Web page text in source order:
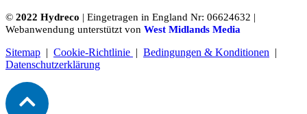
© 2022 Hydreco | Eingetragen in England Nr: 06624632 |
Webanwendung unterstützt von West Midlands Media
Sitemap | Cookie-Richtlinie | Bedingungen & Konditionen |
Datenschutzerklärung